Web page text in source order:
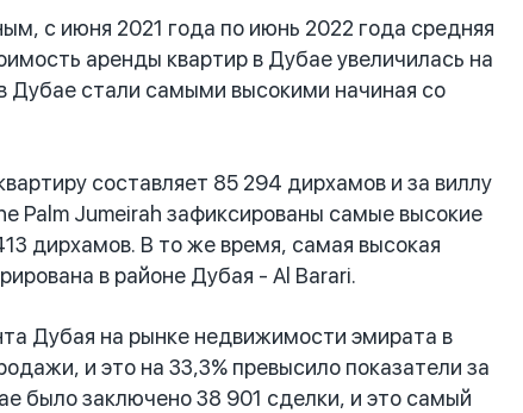
с июня 2021 года по июнь 2022 года средняя
аренды квартир в Дубае увеличилась на
Дубае стали самыми высокими начиная со
составляет 85 294 дирхамов и за виллу
Palm Jumeirah зафиксированы самые высокие
дирхамов. В то же время, самая высокая
в районе Дубая - Al Barari.
Дубая на рынке недвижимости эмирата в
и это на 33,3% превысило показатели за
было заключено 38 901 сделки, и это самый